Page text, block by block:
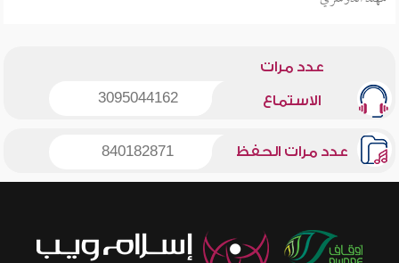
عدد مرات
الاستماع 3095044162
عدد مرات الحفظ 840182871